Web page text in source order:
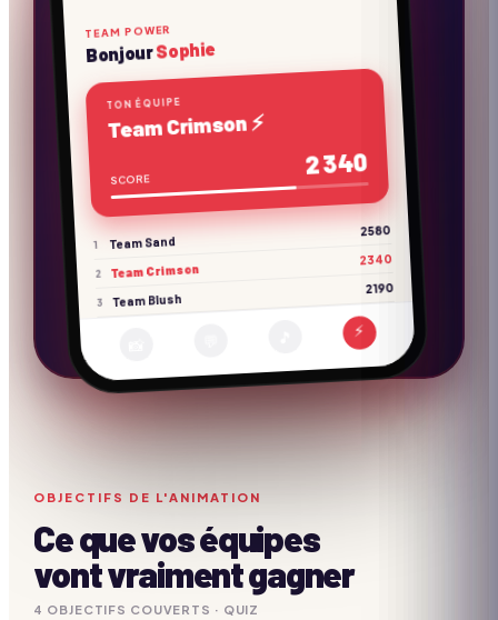
TEAM POWER
BonjourSophie
TON ÉQUIPE
Team Crimson ⚡
SCORE
2 340
1 Team Sand
2580
2 Team Crimson
2340
3 Team Blush
2190
⚡
OBJECTIFS DE L'ANIMATION
Ce que vos équipes
vont vraiment gagner
4 OBJECTIFS COUVERTS · QUIZ